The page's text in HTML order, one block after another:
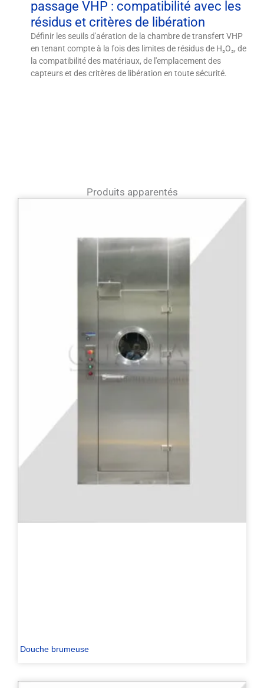
passage VHP : compatibilité avec les
résidus et critères de libération
Définir les seuils d'aération de la chambre de transfert VHP
en tenant compte à la fois des limites de résidus de H₂O₂, de
la compatibilité des matériaux, de l'emplacement des
capteurs et des critères de libération en toute sécurité.
Produits apparentés
Douche brumeuse